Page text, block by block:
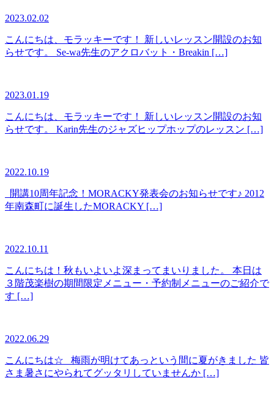
2023.02.02
こんにちは、モラッキーです！ 新しいレッスン開設のお知
らせです。 Se-wa先生のアクロバット・Breakin […]
2023.01.19
こんにちは、モラッキーです！ 新しいレッスン開設のお知
らせです。 Karin先生のジャズヒップホップのレッスン […]
2022.10.19
開講10周年記念！MORACKY発表会のお知らせです♪ 2012
年南森町に誕生したMORACKY […]
2022.10.11
こんにちは！秋もいよいよ深まってまいりました。 本日は
３階茂楽樹の期間限定メニュー・予約制メニューのご紹介で
す […]
2022.06.29
こんにちは☆ 梅雨が明けてあっという間に夏がきました 皆
さま暑さにやられてグッタリしていませんか […]